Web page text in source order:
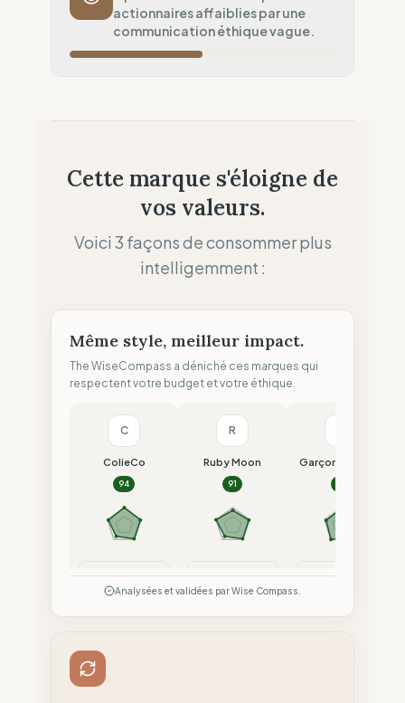
Flux aérien systématique
Ancrage Local
actionnaires affaiblies par une
communication éthique vague.
Priorité dividendes (Actionnaires)
Clarté des Allégations
Cette marque s'éloigne de
vos valeurs.
Voici 3 façons de consommer plus
intelligemment :
Même style, meilleur impact.
The WiseCompass a déniché ces marques qui
respectent votre budget et votre éthique.
C
ColieCo
94
R
Ruby Moon
91
Garçon Français
Analysées et validées par Wise Compass.